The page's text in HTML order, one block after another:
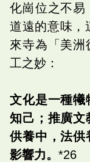
化崗位之不易
道遠的意味，
來寺為「美洲
工之妙：
文化是一種犧
知己；推廣文
供養中，法供
影響力。 *26